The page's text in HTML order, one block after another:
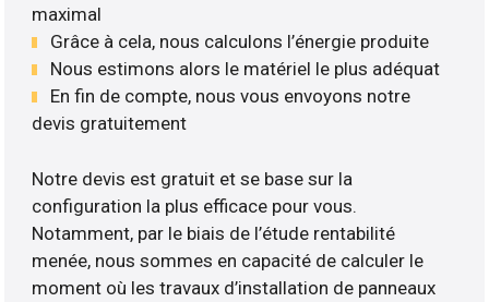
maximal
Grâce à cela, nous calculons l’énergie produite
Nous estimons alors le matériel le plus adéquat
En fin de compte, nous vous envoyons notre
devis gratuitement
Notre devis est gratuit et se base sur la
configuration la plus efficace pour vous.
Notamment, par le biais de l’étude rentabilité
menée, nous sommes en capacité de calculer le
moment où les travaux d’installation de panneaux